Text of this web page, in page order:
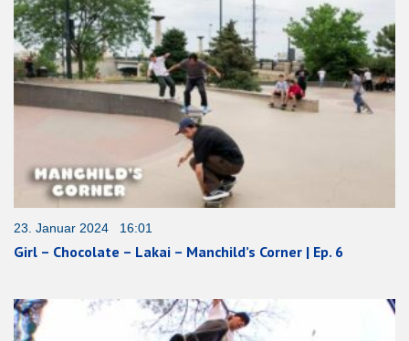
23. Januar 2024 16:01
Girl – Chocolate – Lakai – Manchild’s Corner | Ep. 6